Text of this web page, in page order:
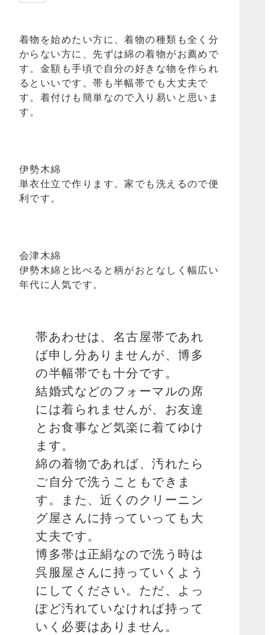
着物を始めたい方に、着物の種類も全く分
からない方に、先ずは綿の着物がお薦めで
す。金額も手頃で自分の好きな物を作られ
るといいです。帯も半幅帯でも大丈夫で
す。着付けも簡単なので入り易いと思いま
す。
伊勢木綿
単衣仕立で作ります。家でも洗えるので便
利です。
会津木綿
伊勢木綿と比べると柄がおとなしく幅広い
年代に人気です。
帯あわせは、名古屋帯であれ
ば申し分ありませんが、博多
の半幅帯でも十分です。
結婚式などのフォーマルの席
には着られませんが、お友達
とお食事など気楽に着てゆけ
ます。
綿の着物であれば、汚れたら
ご自分で洗うこともできま
す。また、近くのクリーニン
グ屋さんに持っていっても大
丈夫です。
博多帯は正絹なので洗う時は
呉服屋さんに持っていくよう
にしてください。ただ、よっ
ぽど汚れていなければ持って
いく必要はありません。